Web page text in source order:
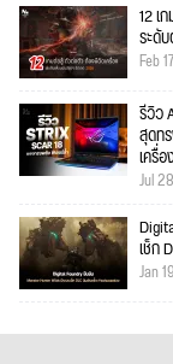
12 เ
ระดั
Feb
รีวิว
สุดท
เครื่อ
Jul
เช็ก
Jan